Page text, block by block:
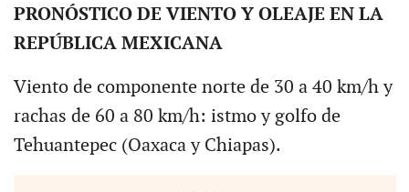
PRONÓSTICO DE VIENTO Y OLEAJE EN LA
REPÚBLICA MEXICANA
Viento de componente norte de 30 a 40 km/h y
rachas de 60 a 80 km/h: istmo y golfo de
Tehuantepec (Oaxaca y Chiapas).